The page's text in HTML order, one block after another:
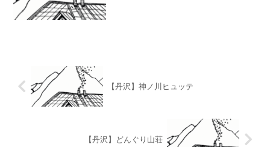
【丹沢】神ノ川ヒュッテ
【丹沢】どんぐり山荘